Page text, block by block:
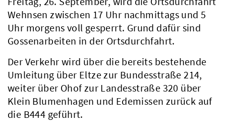
Wehnsen zwischen 17 Uhr nachmittags und 5
Uhr morgens voll gesperrt. Grund dafür sind
Gossenarbeiten in der Ortsdurchfahrt.
Der Verkehr wird über die bereits bestehende
Umleitung über Eltze zur Bundesstraße 214,
weiter über Ohof zur Landesstraße 320 über
Klein Blumenhagen und Edemissen zurück auf
die B444 geführt.